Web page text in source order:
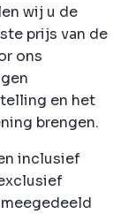
wij u de
prijs van de
ons
en het
brengen.
inclusief